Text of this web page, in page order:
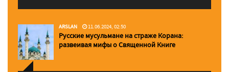
ARSLAN 11.06.2024, 02:50
Русские мусульмане на страже Корана:
pазвеивая мифы о Священной Книге